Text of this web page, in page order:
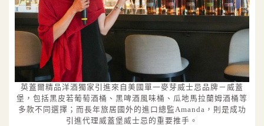
英蓋爾精品洋酒獨家引進來自美國單一麥芽威士忌品牌－威蓋
堡，包括黑皮若葡萄酒桶、黑啤酒風味桶、瓜地馬拉蘭姆酒桶等
多款不同選擇；而長年旅居國外的進口總監Amanda，則是成功
引進代理威蓋堡威士忌的重要推手。